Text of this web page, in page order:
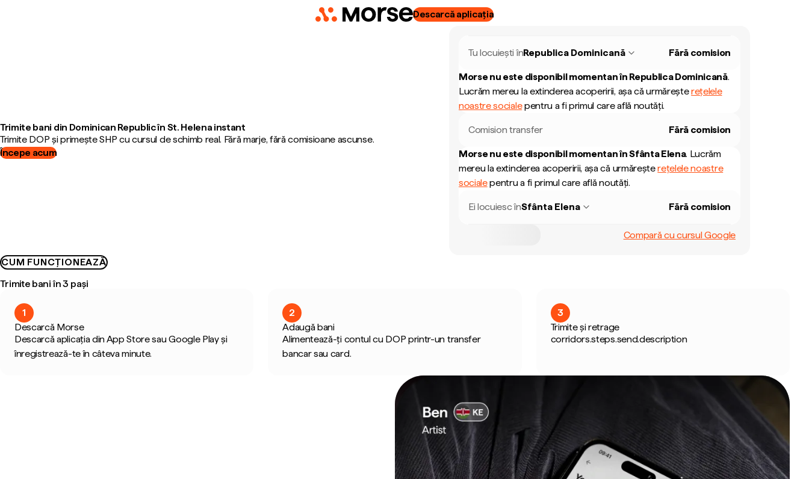
Descarcă aplicația
Trimite bani din Dominican Republic în St. Helena instant
Trimite DOP și primește SHP cu cursul de schimb real. Fără marje, fără comisioane ascunse.
Începe acum
Tu locuiești înRepublica Dominicană Fără comision
Morse nu este disponibil momentan în Republica Dominicană.
Lucrăm mereu la extinderea acoperirii, așa că urmăreșterețelele
noastre socialepentru a fi primul care află noutăți.
Comision transfer Fără comision
Morse nu este disponibil momentan înSfânta Elena. Lucrăm
mereu la extinderea acoperirii, așa că urmăreșterețelele noastre
socialepentru a fi primul care află noutăți.
Ei locuiesc înSfânta Elena Fără comision
Compară cu cursul Google
CUM FUNCȚIONEAZĂ
Trimite bani în 3 pași
1
Descarcă Morse
Descarcă aplicația din App Store sau Google Play și
înregistrează-te în câteva minute.
2
Adaugă bani
Alimentează-ți contul cu DOP printr-un transfer
bancar sau card.
3
Trimite și retrage
corridors.steps.send.description